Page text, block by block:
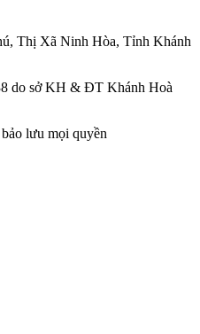
Thị Xã Ninh Hòa, Tỉnh Khánh
do sở KH & ĐT Khánh Hoà
lưu mọi quyền